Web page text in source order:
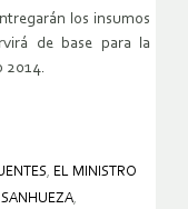
los insumos
de base para la
2014.
, EL MINISTRO
,